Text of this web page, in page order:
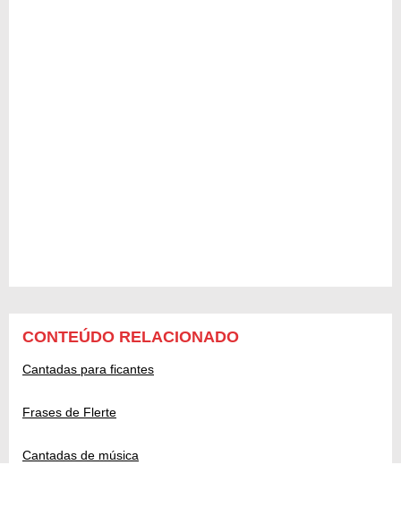
CONTEÚDO RELACIONADO
Cantadas para ficantes
Frases de Flerte
Cantadas de música